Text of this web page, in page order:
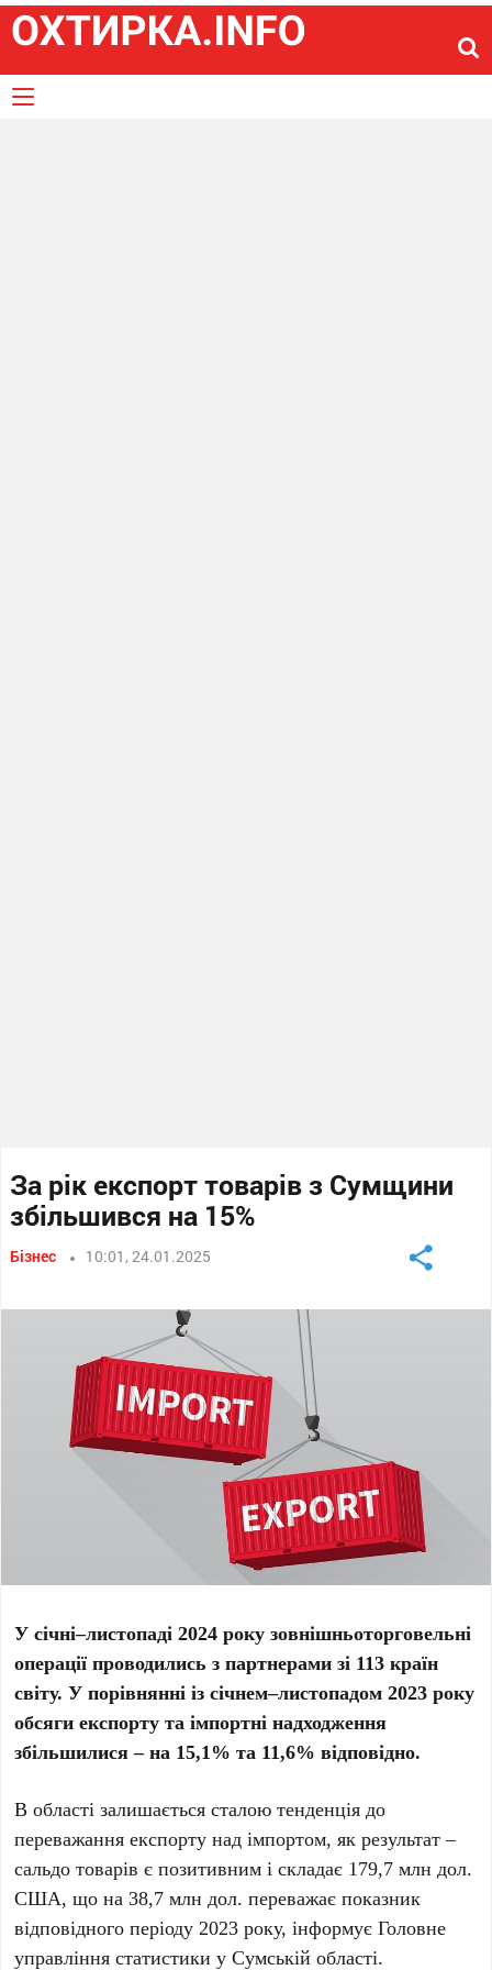
За рік експорт товарів з Сумщини
збільшився на 15%
Бізнес 10:01, 24.01.2025
У січні–листопаді 2024 року зовнішньоторговельні
операції проводились з партнерами зі 113 країн
світу. У порівнянні із січнем–листопадом 2023 року
обсяги експорту та імпортні надходження
збільшилися – на 15,1% та 11,6% відповідно.
В області залишається сталою тенденція до
переважання експорту над імпортом, як результат –
сальдо товарів є позитивним і складає 179,7 млн дол.
США, що на 38,7 млн дол. переважає показник
відповідного періоду 2023 року, інформує Головне
управління статистики у Сумській області.